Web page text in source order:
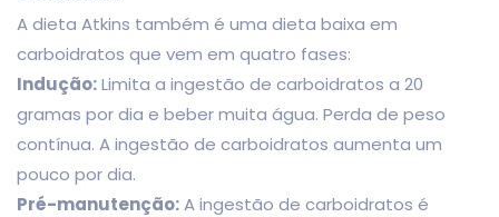
A dieta Atkins também é uma dieta baixa em
carboidratos que vem em quatro fases:
Indução:Limita a ingestão de carboidratos a 20
gramas por dia e beber muita água. Perda de peso
contínua. A ingestão de carboidratos aumenta um
pouco por dia.
Pré-manutenção:A ingestão de carboidratos é